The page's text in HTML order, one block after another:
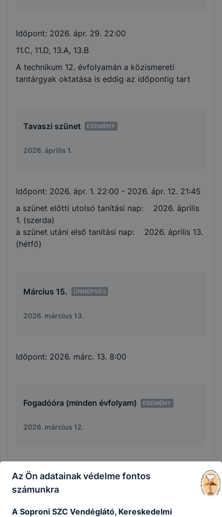
Időpont: 2026. ápr. 29. 22:00
11.C, 11.D, 13.A, 13.B
A technikum 12. évfolyamán a közismereti
tantárgyak oktatása is eddig az időpontig tart
Tavaszi szünet ESEMÉNY
2026. április 1.
Időpont: 2026. ápr. 1. 22:00 - 2026. ápr. 12. 21:45
a szünet előtti utolsó tanítási nap: 2026. április
1. (szerda)
a szünet utáni első tanítási nap: 2026. április 13.
(hétfő)
Március 15. ÜNNEPSÉG
2026. március 13.
Időpont: 2026. márc. 13. 8:00
Fogadóóra (minden évfolyam) ESEMÉNY
2026. március 12.
17:00
Az Ön adatainak védelme fontos
számunkra
A Soproni SZC Vendéglátó, Kereskedelmi